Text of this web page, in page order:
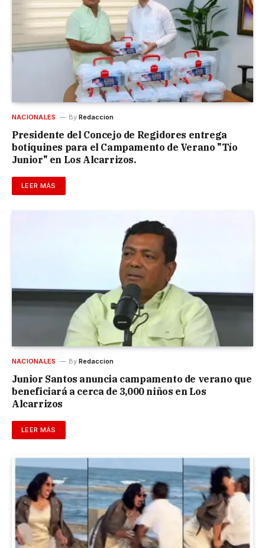
NACIONALES By Redaccion
Presidente del Concejo de Regidores entrega
botiquines para el Campamento de Verano "Tío
Junior" en Los Alcarrizos.
LEER MÁS
NACIONALES By Redaccion
Junior Santos anuncia campamento de verano que
beneficiará a cerca de 3,000 niños en Los
Alcarrizos
LEER MÁS